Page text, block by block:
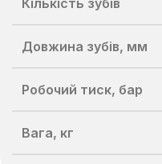
Кількість зубів
Довжина зубів, мм
Робочий тиск, бар
Вага, кг